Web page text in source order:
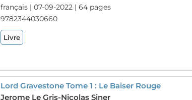
français | 07-09-2022 | 64 pages
9782344030660
Livre
Lord Gravestone Tome 1 : Le Baiser Rouge
Jerome Le Gris-Nicolas Siner